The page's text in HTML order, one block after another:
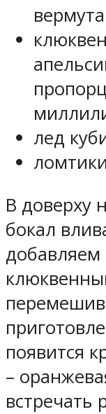
вермута
лед
В доверху
бокал
появится
–
встречать